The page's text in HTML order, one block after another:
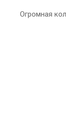
Огромная